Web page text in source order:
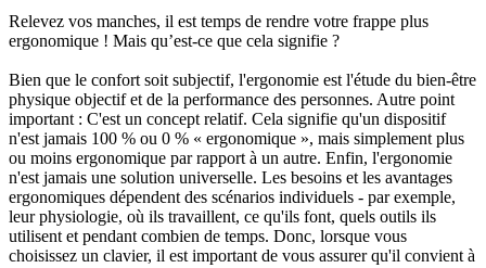
Relevez vos manches, il est temps de rendre votre frappe plus
ergonomique ! Mais qu’est-ce que cela signifie ?
Bien que le confort soit subjectif, l'ergonomie est l'étude du bien-être
physique objectif et de la performance des personnes. Autre point
important : C'est un concept relatif. Cela signifie qu'un dispositif
n'est jamais 100 % ou 0 % « ergonomique », mais simplement plus
ou moins ergonomique par rapport à un autre. Enfin, l'ergonomie
n'est jamais une solution universelle. Les besoins et les avantages
ergonomiques dépendent des scénarios individuels - par exemple,
leur physiologie, où ils travaillent, ce qu'ils font, quels outils ils
utilisent et pendant combien de temps. Donc, lorsque vous
choisissez un clavier, il est important de vous assurer qu'il convient à